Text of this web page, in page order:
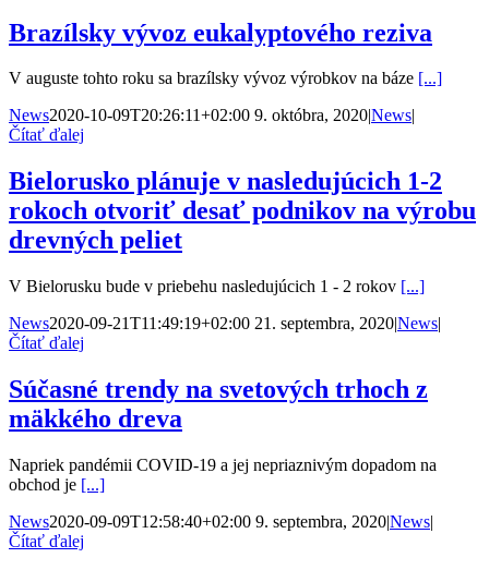
Brazílsky vývoz eukalyptového reziva
V auguste tohto roku sa brazílsky vývoz výrobkov na báze [...]
News2020-10-09T20:26:11+02:00 9. októbra, 2020|News|
Čítať ďalej
Bielorusko plánuje v nasledujúcich 1-2
rokoch otvoriť desať podnikov na výrobu
drevných peliet
V Bielorusku bude v priebehu nasledujúcich 1 - 2 rokov [...]
News2020-09-21T11:49:19+02:00 21. septembra, 2020|News|
Čítať ďalej
Súčasné trendy na svetových trhoch z
mäkkého dreva
Napriek pandémii COVID-19 a jej nepriaznivým dopadom na
obchod je [...]
News2020-09-09T12:58:40+02:00 9. septembra, 2020|News|
Čítať ďalej